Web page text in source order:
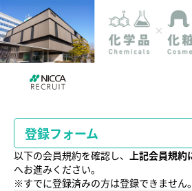
登録フォーム
以下の会員規約を確認し、 上記会員規約
へお進みください。
※すでに登録済みの方は登録できません。